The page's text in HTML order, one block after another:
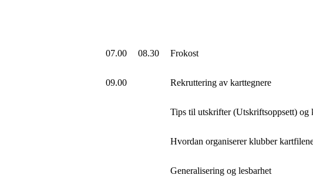
07.00 08.30 Frokost
09.00 Rekruttering av karttegnere
Tips til utskrifter (Utskriftsoppsett) og
Hvordan organiserer klubber
Generalisering og lesbarhet